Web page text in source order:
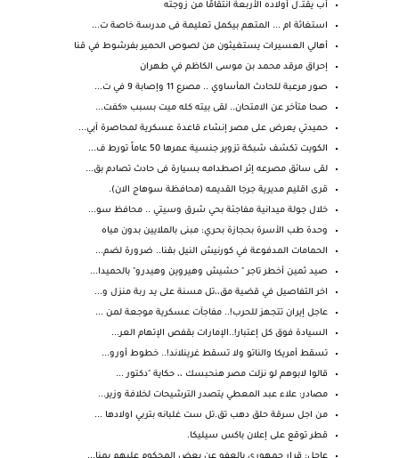
أب يقتـ.ل أولاده الأربعة انتقامًا من زوجته
استغاثة ام ... المتهم بيكمل تعليمة فى مدرسة خاصة ت...
أهالي العسيرات يستغيثون من لصوص الحمير بفرشوط في قنا
إحراق مرقد محمد بن موسى الكاظم في طهران
صور مرعبة للحادث المأساوي .. مصرع 11 وإصابة 9 في ت...
صحا متأخر عن الامتحان.. لقى بيته كله ميت بسبب «كفت...
حميدتي يعرض على مصر إنشاء قاعدة عسكرية لمحاصرة آبي...
الكويت تكشف شبكة تزوير جنسية عمرها 50 عاماً تورط ف...
لقى سائق مصرعه إثر اصطدامه بسيارة فى حادث تصادم بق...
قرى اقليم مديرية جرجا القديمه (محافظة سوهاج الان).
خلال جولة ميدانية مفاجئة بحي شرق وسيتي .. محافظ سو...
وحدة طب الأسرة بحجازة بحري: مبنى بالملايين بدون مياه
الحمامات المدفوعة في كورنيش النيل بقنا.. ضرورة لضم...
صيد ثمين أخطر تاجر " حشيش وهيروين وهيدرو" بالحميدا...
اخر التفاصيل في قضية مق،،تل مسنة على يد ربة منزل و...
عاجل إيران تتجهز للحرب!.. مفاجآت عسكرية موجعة لمن ...
السيادة فوق كل إعتبار!..الإمارات بقفص الإتهام العر...
تسقط أمريكا والناتو ولا تسقط غرينلاند!.. خطوط أورو...
قالوا لابوهم لو نزلت مصر هنحبسك ،، حكاية "دكتور ...
مصادر: علاء عبد المعطي يتصدر الترشيحات لخلافة وزير...
من اجل سرقة حلق دهب تق.تل ست غلبانه بتربي اولادها ...
قطر توقع على إعلان باكس سيليكا.